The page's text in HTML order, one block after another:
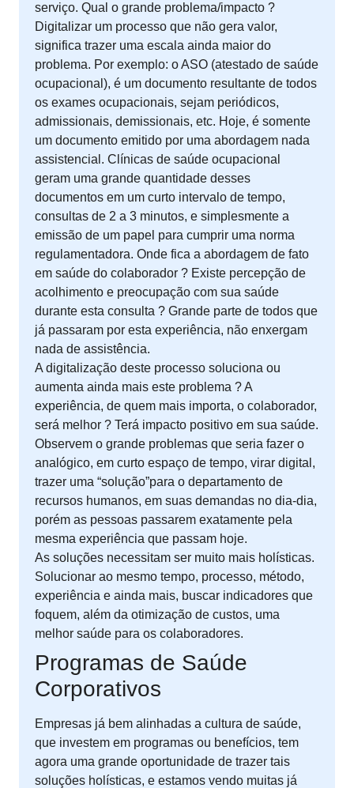
serviço. Qual o grande problema/impacto ?
Digitalizar um processo que não gera valor,
significa trazer uma escala ainda maior do
problema. Por exemplo: o ASO (atestado de saúde
ocupacional), é um documento resultante de todos
os exames ocupacionais, sejam periódicos,
admissionais, demissionais, etc. Hoje, é somente
um documento emitido por uma abordagem nada
assistencial. Clínicas de saúde ocupacional
geram uma grande quantidade desses
documentos em um curto intervalo de tempo,
consultas de 2 a 3 minutos, e simplesmente a
emissão de um papel para cumprir uma norma
regulamentadora. Onde fica a abordagem de fato
em saúde do colaborador ? Existe percepção de
acolhimento e preocupação com sua saúde
durante esta consulta ? Grande parte de todos que
já passaram por esta experiência, não enxergam
nada de assistência.
A digitalização deste processo soluciona ou
aumenta ainda mais este problema ? A
experiência, de quem mais importa, o colaborador,
será melhor ? Terá impacto positivo em sua saúde.
Observem o grande problemas que seria fazer o
analógico, em curto espaço de tempo, virar digital,
trazer uma “solução”para o departamento de
recursos humanos, em suas demandas no dia-dia,
porém as pessoas passarem exatamente pela
mesma experiência que passam hoje.
As soluções necessitam ser muito mais holísticas.
Solucionar ao mesmo tempo, processo, método,
experiência e ainda mais, buscar indicadores que
foquem, além da otimização de custos, uma
melhor saúde para os colaboradores.
Programas de Saúde
Corporativos
Empresas já bem alinhadas a cultura de saúde,
que investem em programas ou benefícios, tem
agora uma grande oportunidade de trazer tais
soluções holísticas, e estamos vendo muitas já